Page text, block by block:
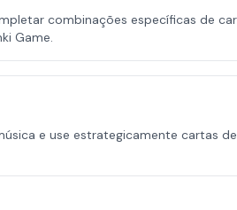
combinações específicas de
Game.
e use estrategicamente cartas